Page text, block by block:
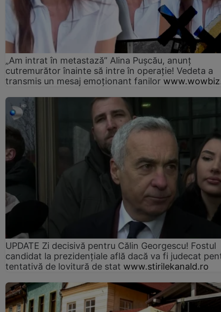
„Am intrat în metastază” Alina Pușcău, anunț
cutremurător înainte să intre în operație! Vedeta a
transmis un mesaj emoționant fanilor
UPDATE Zi decisivă pentru Călin Georgescu! Fostul
candidat la prezidențiale află dacă va fi judecat
tentativă de lovitură de stat www.stirilekanald.ro